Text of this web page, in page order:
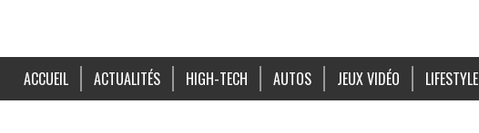
ACCUEIL ACTUALITÉS HIGH-TECH AUTOS JEUX VIDÉO LIFESTYLE